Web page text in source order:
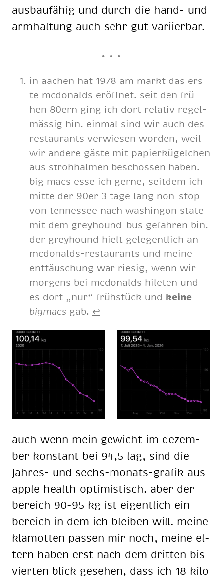
aus­bau­fä­hig und durch die hand- und
arm­hal­tung auch sehr gut va­ri­ier­bar.
in aa­chen hat 1978 am markt das ers­
te mc­do­nalds er­öff­net. seit den frü­
hen 80ern ging ich dort re­la­tiv re­gel­
mäs­sig hin. ein­mal sind wir auch des
re­stau­rants ver­wie­sen wor­den, weil
wir an­de­re gäs­te mit pa­pier­kü­gel­chen
aus stroh­hal­men be­schos­sen ha­ben.
big macs esse ich ger­ne, seit­dem ich
mit­te der 90er 3 tage lang non-stop
von ten­nes­see nach wa­shin­gon sta­te
mit dem grey­hound-bus ge­fah­ren bin.
der grey­hound hielt ge­le­gent­lich an
mc­do­nalds-re­stau­rants und mei­ne
ent­täu­schung war rie­sig, wenn wir
mor­gens bei mc­do­nalds hi­le­ten und
es dort „nur“ früh­stück und kei­ne
big­macs gab. ↩︎
auch wenn mein ge­wicht im de­zem­
ber kon­stant bei 94,5 lag, sind die
jah­res- und sechs-mo­nats-gra­fik aus
ap­ple he­alth op­ti­mis­tisch. aber der
be­reich 90-95 kg ist ei­gent­lich ein
be­reich in dem ich blei­ben will. mei­ne
kla­mot­ten pas­sen mir noch, mei­ne el­
tern ha­ben erst nach dem drit­ten bis
vier­ten blick ge­se­hen, dass ich 18 kilo